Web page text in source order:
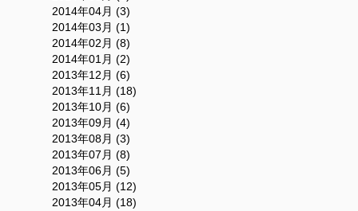
2014年04月 (3)
2014年03月 (1)
2014年02月 (8)
2014年01月 (2)
2013年12月 (6)
2013年11月 (18)
2013年10月 (6)
2013年09月 (4)
2013年08月 (3)
2013年07月 (8)
2013年06月 (5)
2013年05月 (12)
2013年04月 (18)